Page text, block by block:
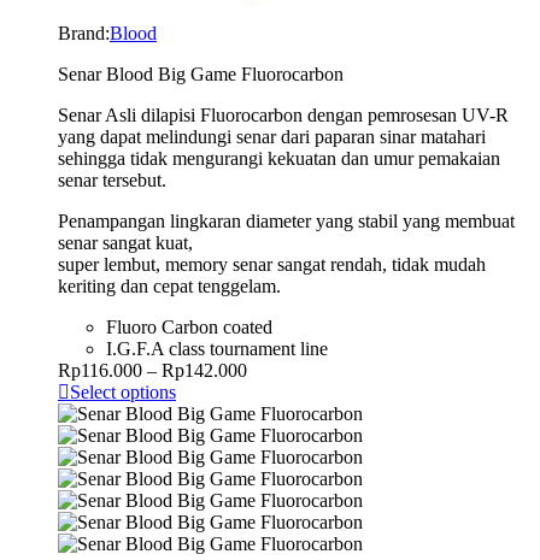
Brand:Blood
Senar Blood Big Game Fluorocarbon
Senar Asli dilapisi Fluorocarbon dengan pemrosesan UV-R
yang dapat melindungi senar dari paparan sinar matahari
sehingga tidak mengurangi kekuatan dan umur pemakaian
senar tersebut.
Penampangan lingkaran diameter yang stabil yang membuat
senar sangat kuat,
super lembut, memory senar sangat rendah, tidak mudah
keriting dan cepat tenggelam.
Fluoro Carbon coated
I.G.F.A class tournament line
Rp116.000 – Rp142.000
Select options